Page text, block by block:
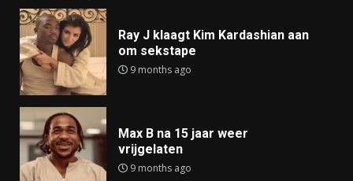
Ray J klaagt Kim Kardashian aan
om sekstape
9 months ago
Max B na 15 jaar weer
vrijgelaten
9 months ago